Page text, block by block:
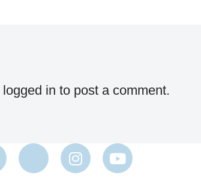
logged in to post a comment.